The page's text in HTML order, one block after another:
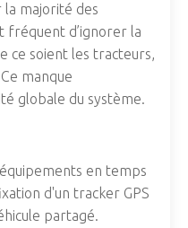
majorité des
fréquent d’ignorer la
ce soient les tracteurs,
manque
globale du système.
en temps
d'un tracker GPS
partagé.